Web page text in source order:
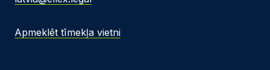
Apmeklēt tīmekļa vietni